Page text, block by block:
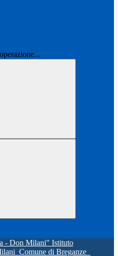
Istituto
Comune di Breganze